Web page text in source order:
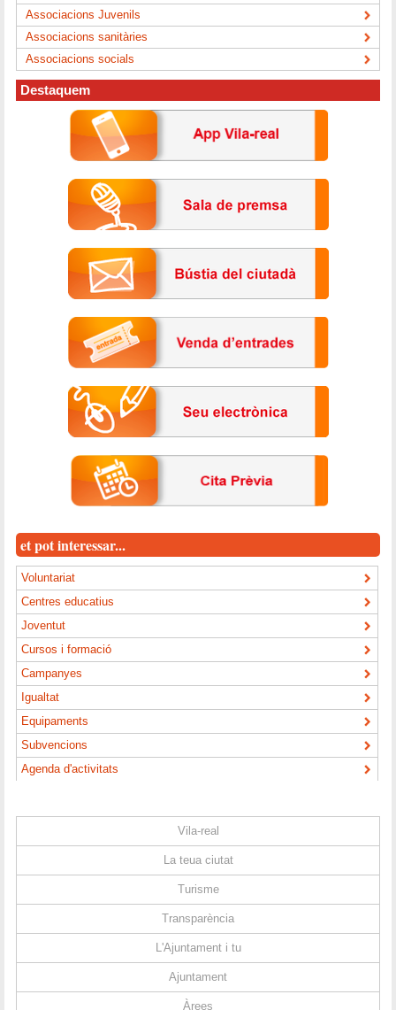
Associacions Juvenils
Associacions sanitàries
Associacions socials
Destaquem
et pot interessar...
Voluntariat
Centres educatius
Joventut
Cursos i formació
Campanyes
Igualtat
Equipaments
Subvencions
Agenda d'activitats
Vila-real
La teua ciutat
Turisme
Transparència
L'Ajuntament i tu
Ajuntament
Àrees